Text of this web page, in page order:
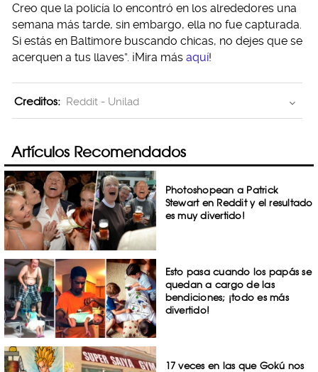
Creo que la policía lo encontró en los alrededores una
semana más tarde, sin embargo, ella no fue capturada.
Si estás en Baltimore buscando chicas, no dejes que se
acerquen a tus llaves”. ¡Mira más aquí!
Creditos: Reddit - Unilad
Artículos Recomendados
Photoshopean a Patrick
Stewart en Reddit y el resultado
es muy divertido!
Esto pasa cuando los papás se
quedan a cargo de las
bendiciones; ¡todo es más
divertido!
17 veces en las que Gokú nos